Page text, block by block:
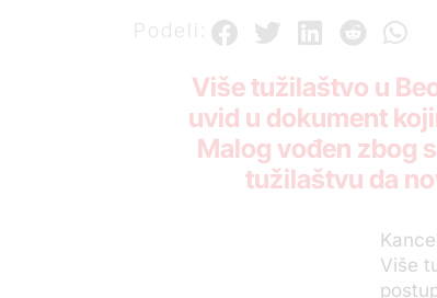
Podeli:
Više tužilaštvo u
uvid u dokument
Malog vođen zbog
tužilaštvu da
Više